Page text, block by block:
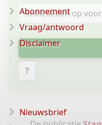
?
Abonnement
Vraag/antwoord
Disclaimer
Nieuwsbrief